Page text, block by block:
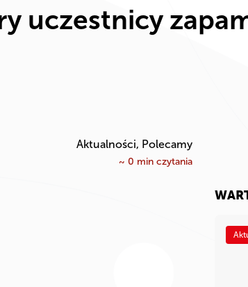
uczestnicy
Aktualności, Polecamy
~ 0 min czytania